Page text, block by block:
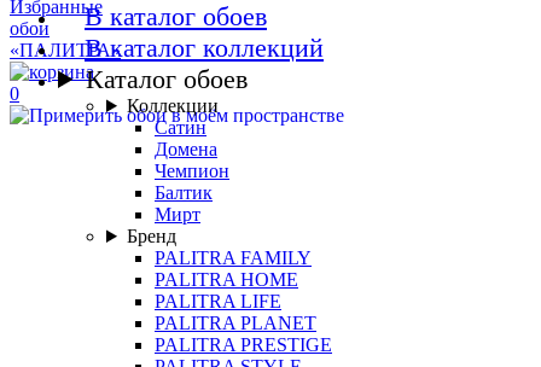
0
В каталог обоев
В каталог коллекций
Каталог обоев
Коллекции
Сатин
Домена
Чемпион
Балтик
Мирт
Бренд
PALITRA FAMILY
PALITRA HOME
PALITRA LIFE
PALITRA PLANET
PALITRA PRESTIGE